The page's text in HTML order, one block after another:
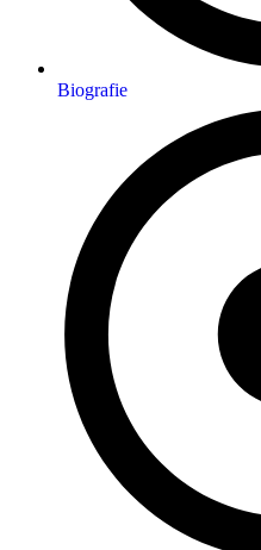
Biografie